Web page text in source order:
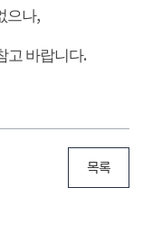
으나,
고 바랍니다.
목록